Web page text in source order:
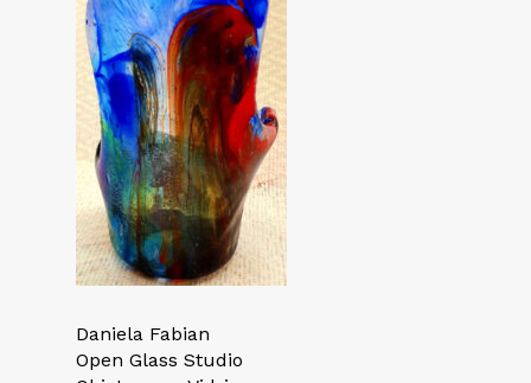
Daniela Fabian
Open Glass Studio